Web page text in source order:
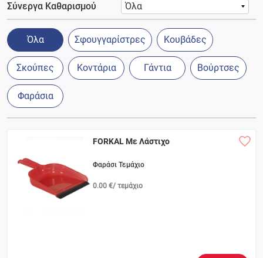
Σύνεργα Καθαρισμού
Όλα Σφουγγαρίστρες Κουβάδες
Σκούπες Κοντάρια Γάντια Βούρτσες
Φαράσια
FORKAL Με Λάστιχο
Φαράσι Τεμάχιο
0.00 €/ τεμάχιο